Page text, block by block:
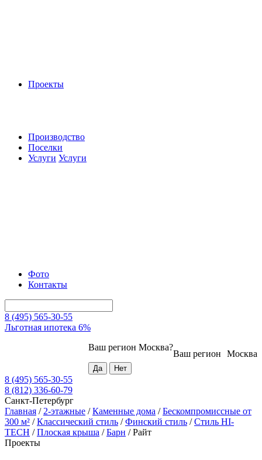
Проекты
Производство
Поселки
Услуги Услуги
Фото
Контакты
8 (495) 565-30-55
Льготная ипотека 6%
Москва
Ваш регион
Ваш регион Москва?
8 (495) 565-30-55
8 (812) 336-60-79
Санкт-Петербург
Главная / 2-этажные /Каменные дома /Бескомпромиссные от
300 м² /Классический стиль /Финский стиль /Стиль HI-
TECH /Плоская крыша /Барн /Райт
Проекты